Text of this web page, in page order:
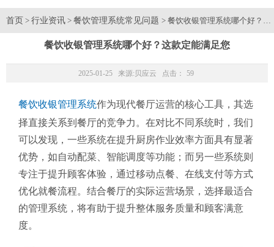
首页 > 行业资讯 > 餐饮管理系统常见问题 > 餐饮收银管理系统哪个好？这
餐饮收银管理系统哪个好？这款定能满足您
2025-01-25 来源: 贝应云 点击： 59
餐饮收银管理系统作为现代餐厅运营的核心工具，其选
择直接关系到餐厅的竞争力。在对比不同系统时，我们
可以发现，一些系统在提升厨房作业效率方面具有显著
优势，如自动配菜、智能调度等功能；而另一些系统则
专注于提升顾客体验，通过移动点餐、在线支付等方式
优化就餐流程。结合餐厅的实际运营场景，选择最适合
的管理系统，将有助于提升整体服务质量和顾客满意
度。